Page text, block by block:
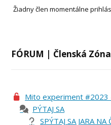
Žiadny člen momentálne
FÓRUM | Členská Zóna
Mito experiment
PÝTAJ SA
SPÝTAJ SA JARA